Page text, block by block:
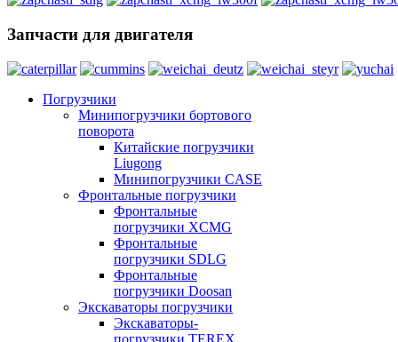
Запчасти для двигателя
Погрузчики
Минипогрузчики бортового
поворота
Китайские погрузчики
Liugong
Минипогрузчики CASE
Фронтальные погрузчики
Фронтальные
погрузчики XCMG
Фронтальные
погрузчики SDLG
Фронтальные
погрузчики Doosan
Экскаваторы погрузчики
Экскаваторы-
погрузчики TEREX